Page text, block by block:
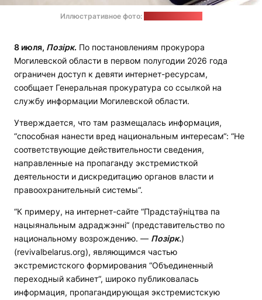
Иллюстративное фото:
8 июля, Позірк. По постановлениям прокурора
Могилевской области в первом полугодии 2026 года
ограничен доступ к девяти интернет-ресурсам,
сообщает Генеральная прокуратура со ссылкой на
службу информации Могилевской области.
Утверждается, что там размещалась информация,
“способная нанести вред национальным интересам“: “Не
соответствующие действительности сведения,
направленные на пропаганду экстремисткой
деятельности и дискредитацию органов власти и
правоохранительный системы“.
“К примеру, на интернет-сайте “Прадстаўнiцтва па
нацыянальным адраджэннi“ (представительство по
национальному возрождению. — Позірк.)
(rеvivalbelarus.org), являющимся частью
экстремистского формирования “Объединенный
переходный кабинет“, широко публиковалась
информация, пропагандирующая экстремистскую